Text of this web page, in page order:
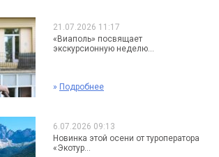
21.07.2026 11:17
«Виаполь» посвящает
экскурсионную неделю...
» Подробнее
6.07.2026 09:13
Новинка этой осени от туроператора
«Экотур...